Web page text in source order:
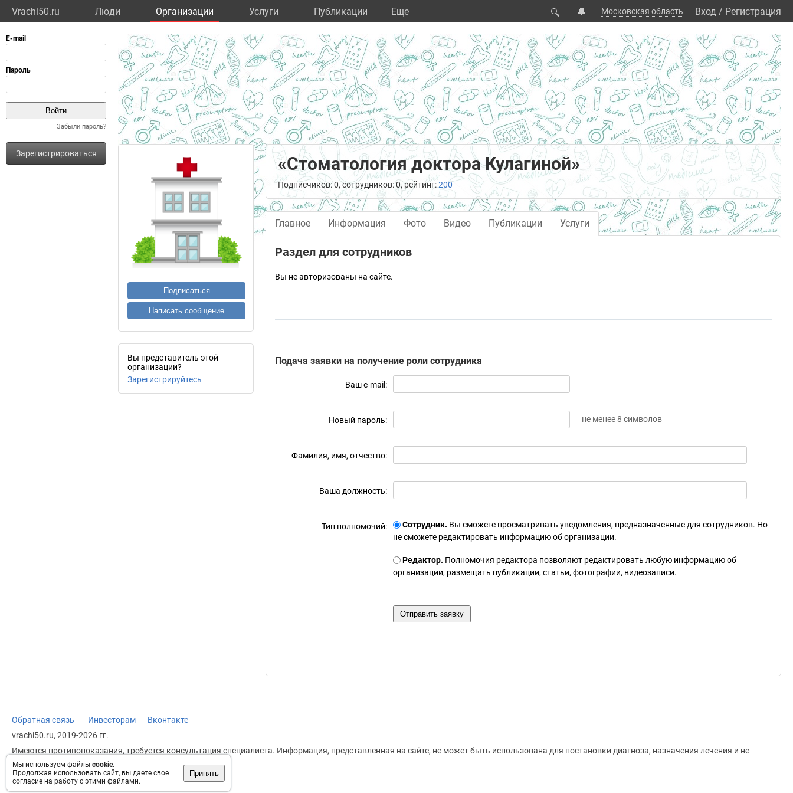
Vrachi50.ru Люди Организации Услуги Публикации Eще 🔍 🔔 Московская область Вход / Регистрация
Забыли пароль?
Зарегистрироваться
Мы используем файлы cookie.
Продолжая использовать сайт, вы даете свое
согласие на работу с этими файлами.
Принять
Подписаться
Написать сообщение
Вы представитель этой
организации?
Зарегистрируйтесь
«Стоматология доктора Кулагиной»
Подписчиков: 0, сотрудников: 0, рейтинг:200
Главное Информация Фото Видео Публикации Услуги
Раздел для сотрудников
Вы не авторизованы на сайте.
Подача заявки на получение роли сотрудника
Ваш e-mail:
Новый пароль: не менее 8 символов
Фамилия, имя, отчество:
Ваша должность:
Тип полномочий: Сотрудник. Вы сможете просматривать уведомления, предназначенные для сотрудников. Но
не сможете редактировать информацию об организации.
Редактор. Полномочия редактора позволяют редактировать любую информацию об
организации, размещать публикации, статьи, фотографии, видеозаписи.
Обратная связь Инвесторам
Вконтакте
vrachi50.ru, 2019-2026 гг.
Имеются противопоказания, требуется консультация специалиста. Информация, представленная на сайте, не может быть использована для постановки диагноза, назначения лечения и не
заменяет прием врача.
Возрастное ограничение: 18+